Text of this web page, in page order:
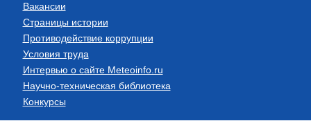
Вакансии
Страницы истории
Противодействие коррупции
Условия труда
Интервью о сайте Meteoinfo.ru
Научно-техническая библиотека
Конкурсы